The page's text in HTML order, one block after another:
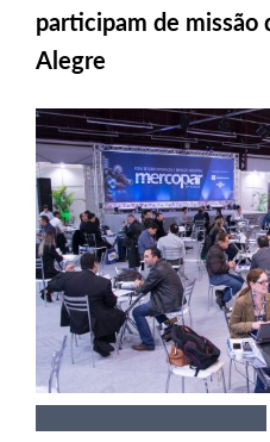
participam de missão
Alegre